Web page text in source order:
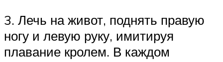
3. Лечь на живот, поднять правую
ногу и левую руку, имитируя
плавание кролем. В каждом